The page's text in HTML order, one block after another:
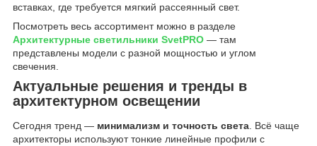
вставках, где требуется мягкий рассеянный свет.
Посмотреть весь ассортимент можно в разделе
Архитектурные светильники SvetPRO — там
представлены модели с разной мощностью и углом
свечения.
Актуальные решения и тренды в
архитектурном освещении
Сегодня тренд — минимализм и точность света. Всё чаще
архитекторы используют тонкие линейные профили с